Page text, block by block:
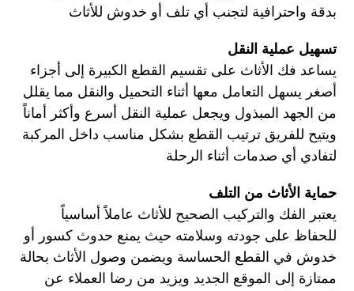
بدقة واحترافية لتجنب أي تلف أو خدوش للأثاث
تسهيل عملية النقل
يساعد فك الأثاث على تقسيم القطع الكبيرة إلى أجزاء
أصغر يسهل التعامل معها أثناء التحميل والنقل مما يقلل
من الجهد المبذول ويجعل عملية النقل أسرع وأكثر أماناً
ويتيح للفريق ترتيب القطع بشكل مناسب داخل المركبة
لتفادي أي صدمات أثناء الرحلة
حماية الأثاث من التلف
يعتبر الفك والتركيب الصحيح للأثاث عاملاً أساسياً
للحفاظ على جودته وسلامته حيث يمنع حدوث كسور أو
خدوش في القطع الحساسة ويضمن وصول الأثاث بحالة
ممتازة إلى الموقع الجديد ويزيد من رضا العملاء عن